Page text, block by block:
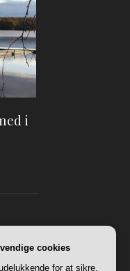
i
cookies
for at sikre,